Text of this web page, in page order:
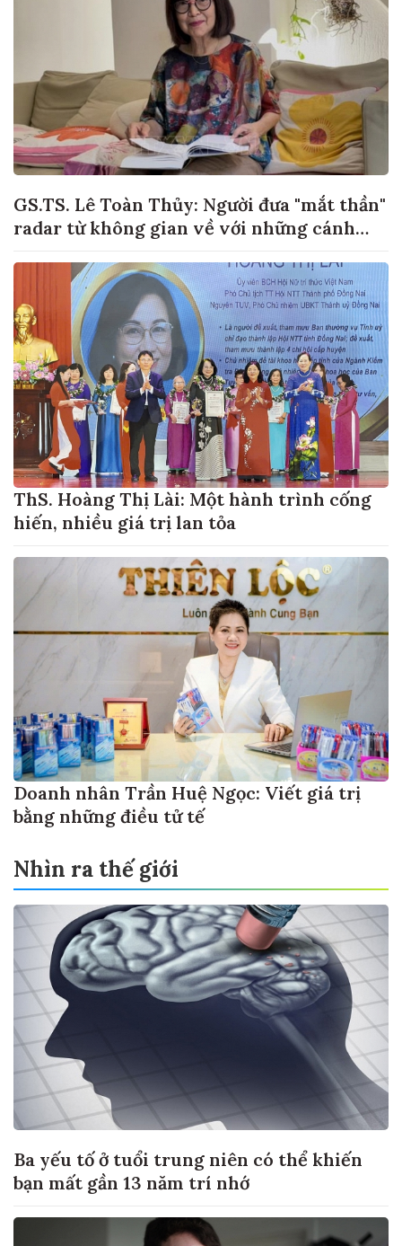
GS.TS. Lê Toàn Thủy: Người đưa "mắt thần"
radar từ không gian về với những cánh
ThS. Hoàng Thị Lài: Một hành trình cống
hiến, nhiều giá trị lan tỏa
Doanh nhân Trần Huệ Ngọc: Viết giá trị
bằng những điều tử tế
Nhìn ra thế giới
Ba yếu tố ở tuổi trung niên có thể khiến
bạn mất gần 13 năm trí nhớ